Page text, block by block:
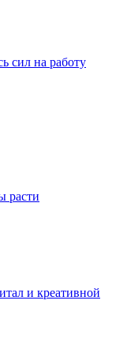
сил на работу
расти
и креативной